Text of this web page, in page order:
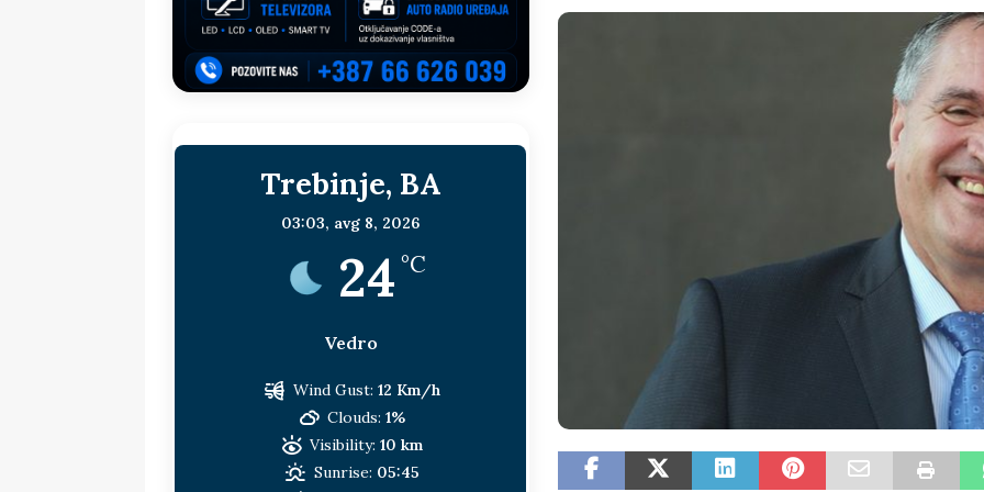
sljedeća meta!? BOSNA I HERCEGOVINA
[ 14. jul 2026. ] Budimiru je jako žao!
[ 11. jul 2026. ] Ako se povučemo i sve im prepustimo, ostaće nam samo siledžije i tišina BOSNA I
HERCEGOVINA
[ 9. jul 2026. ] RTRS-u blokirani svi računi
[ 30. jul 2026. ] Uhapšen bivši gradonačelnik Splita, Željko Kerum
Trebinje, BA
03:03, avg 8, 2026
24 °C
Vedro
Wind Gust: 12 Km/h
Clouds: 1%
Visibility: 10 km
Sunrise: 05:45